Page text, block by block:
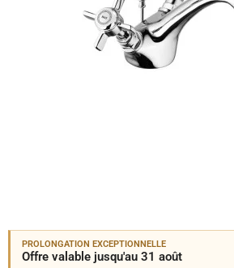
PROLONGATION EXCEPTIONNELLE
Offre valable jusqu'au 31 août